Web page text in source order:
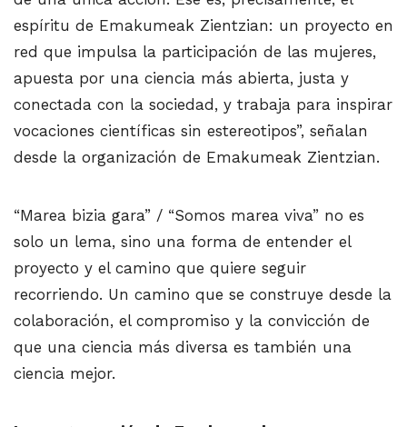
espíritu de Emakumeak Zientzian: un proyecto en
red que impulsa la participación de las mujeres,
apuesta por una ciencia más abierta, justa y
conectada con la sociedad, y trabaja para inspirar
vocaciones científicas sin estereotipos”, señalan
desde la organización de Emakumeak Zientzian.
“Marea bizia gara” / “Somos marea viva” no es
solo un lema, sino una forma de entender el
proyecto y el camino que quiere seguir
recorriendo. Un camino que se construye desde la
colaboración, el compromiso y la convicción de
que una ciencia más diversa es también una
ciencia mejor.